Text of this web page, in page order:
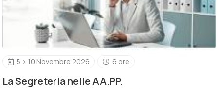
5 > 10 Novembre 2026 6 ore
La Segreteria nelle AA.PP.